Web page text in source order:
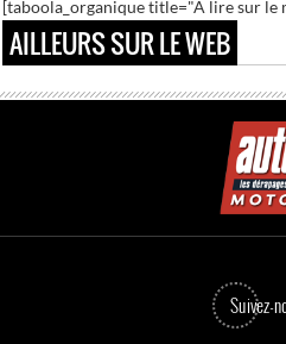
Ces sportifs qui se sont
[taboola_organique title="A lire sur le
AILLEURS SUR LE WEB
Suivez-